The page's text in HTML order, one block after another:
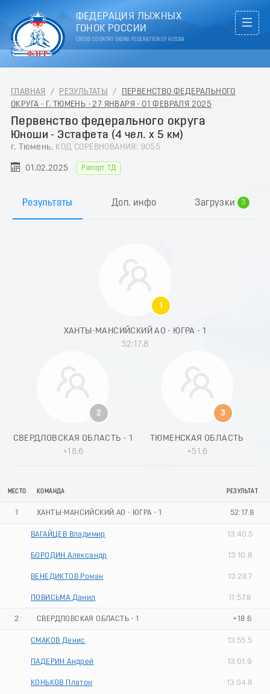
ФЕДЕРАЦИЯ ЛЫЖНЫХ
ГОНОК РОССИИ
CROSS COUNTRY SKIING FEDERATION OF RUSSIA
ГЛАВНАЯ / РЕЗУЛЬТАТЫ /
ПЕРВЕНСТВО ФЕДЕРАЛЬНОГО
ОКРУГА - Г. ТЮМЕНЬ - 27 ЯНВАРЯ - 01 ФЕВРАЛЯ 2025
Первенство федерального округа
Юноши - Эстафета (4 чел. х 5 км)
г. Тюмень, КОД СОРЕВНОВАНИЯ: 9055
01.02.2025 Рапорт ТД
Результаты Доп. инфо Загрузки
3
7
9
1
ХАНТЫ-МАНСИЙСКИЙ АО - ЮГРА - 1
52:17.8
2
СВЕРДЛОВСКАЯ ОБЛАСТЬ - 1
+18.6
3
ТЮМЕНСКАЯ ОБЛАСТЬ
+51.6
МЕСТО КОМАНДА РЕЗУЛЬТАТ
1 ХАНТЫ-МАНСИЙСКИЙ АО - ЮГРА - 1 52:17.8
ВАГАЙЦЕВ Владимир 13:40.5
БОРОДИН Александр 13:10.8
ВЕНЕДИКТОВ Роман 13:28.7
ПОВИСЬМА Данил 11:57.8
2 СВЕРДЛОВСКАЯ ОБЛАСТЬ - 1 +18.6
СМАКОВ Денис 13:55.5
ПАДЕРИН Андрей 13:01.9
КОНЬКОВ Платон 13:04.8